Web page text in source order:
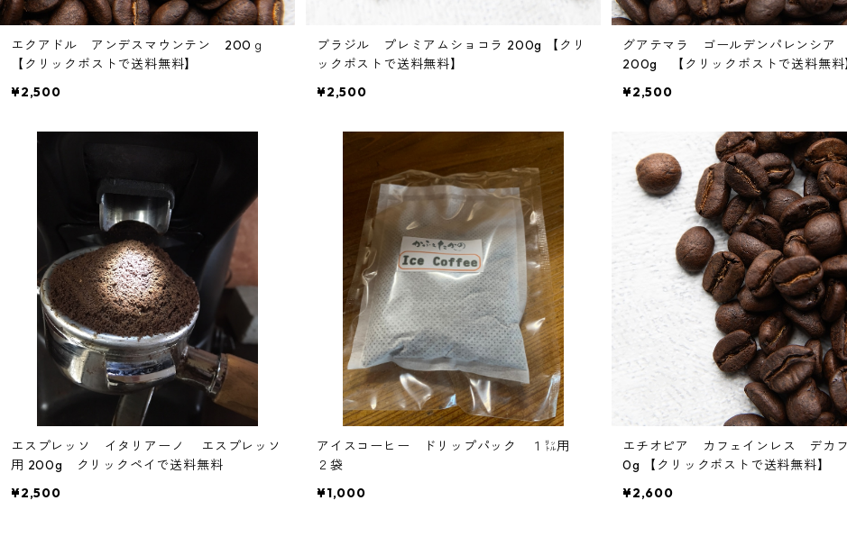
エクアドル アンデスマウンテン 200ｇ
【クリックポストで送料無料】
¥2,500
ブラジル プレミアムショコラ 200g 【クリ
ックポストで送料無料】
¥2,500
グアテマラ ゴールデンパレンシ
200g 【クリックポストで送料無料
¥2,500
エスプレッソ イタリアーノ エスプレッソ
用 200g クリックペイで送料無料
¥2,500
アイスコーヒー ドリップパック １㍑用
２袋
¥1,000
エチオピア カフェインレス デカ
0g 【クリックポストで送料無料】
¥2,600